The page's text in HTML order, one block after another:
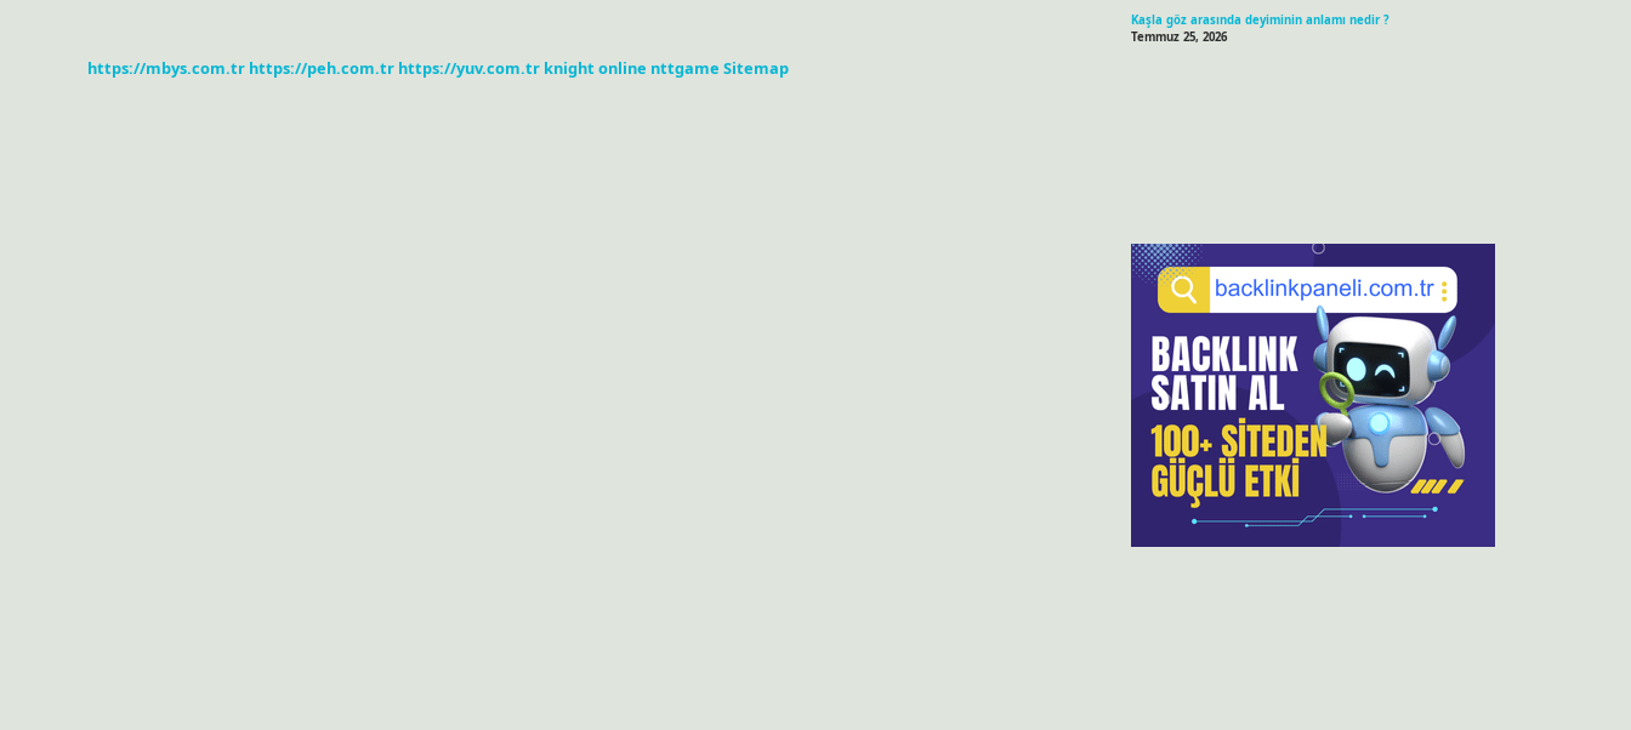
Olur
https://mbys.com.tr https://peh.com.tr https://yuv.com.tr knight online nttgame Sitemap
Kaşla göz arasında deyiminin anlamı nedir ?
Temmuz 25, 2026